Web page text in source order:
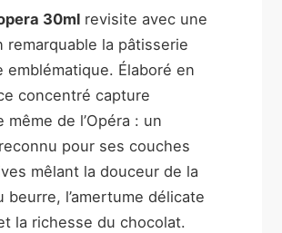
30ml revisite avec une
remarquable la pâtisserie
emblématique. Élaboré en
concentré capture
même de l’Opéra : un
pour ses couches
mêlant la douceur de la
beurre, l’amertume délicate
la richesse du chocolat.